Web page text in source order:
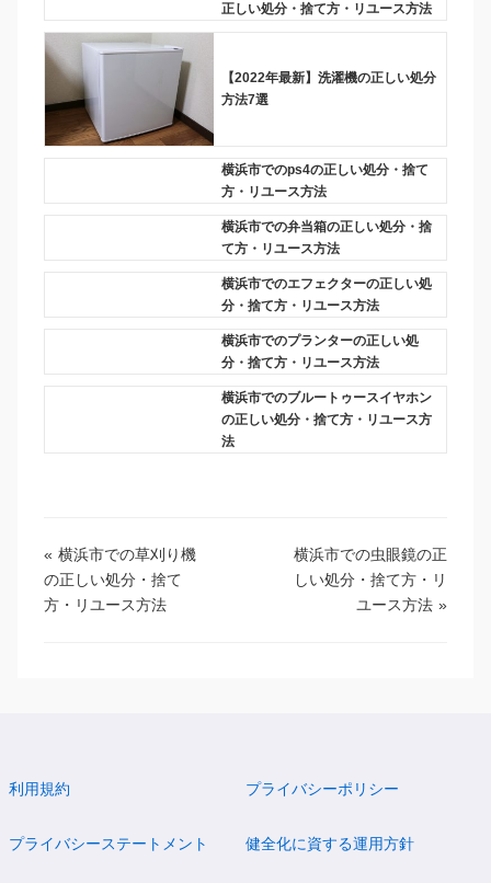
正しい処分・捨て方・リユース方法
【2022年最新】洗濯機の正しい処分
方法7選
横浜市でのps4の正しい処分・捨て
方・リユース方法
横浜市での弁当箱の正しい処分・捨
て方・リユース方法
横浜市でのエフェクターの正しい処
分・捨て方・リユース方法
横浜市でのプランターの正しい処
分・捨て方・リユース方法
横浜市でのブルートゥースイヤホン
の正しい処分・捨て方・リユース方
法
« 横浜市での草刈り機
の正しい処分・捨て
方・リユース方法
横浜市での虫眼鏡の正
しい処分・捨て方・リ
ユース方法 »
利用規約 プライバシーポリシー
プライバシーステートメント 健全化に資する運用方針